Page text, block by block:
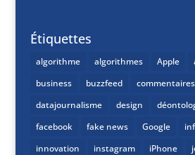
Étiquettes
algorithme algorithmes Apple
business
buzzfeed commentaires
datajournalisme
design
facebook
fake news Google
innovation
instagram iPhone